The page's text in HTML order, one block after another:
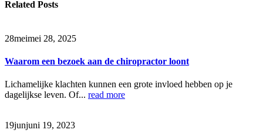
Related Posts
28meimei 28, 2025
Waarom een bezoek aan de chiropractor loont
Lichamelijke klachten kunnen een grote invloed hebben op je
dagelijkse leven. Of... read more
19junjuni 19, 2023